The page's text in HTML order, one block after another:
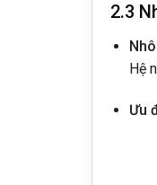
2.3
Hệ
Ưu